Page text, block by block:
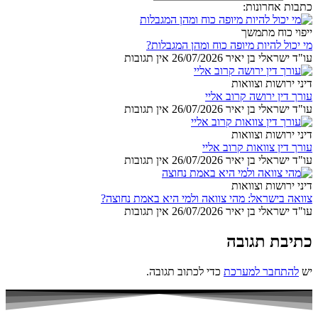
כתבות אחרונות:
ייפוי כוח מתמשך
מי יכול להיות מיופה כוח ומהן המגבלות?
עו"ד ישראלי בן יאיר 26/07/2026 אין תגובות
דיני ירושות וצוואות
עורך דין ירושה קרוב אליי
עו"ד ישראלי בן יאיר 26/07/2026 אין תגובות
דיני ירושות וצוואות
עורך דין צוואות קרוב אליי
עו"ד ישראלי בן יאיר 26/07/2026 אין תגובות
דיני ירושות וצוואות
צוואה בישראל: מהי צוואה ולמי היא באמת נחוצה?
עו"ד ישראלי בן יאיר 26/07/2026 אין תגובות
כתיבת תגובה
יש להתחבר למערכת כדי לכתוב תגובה.